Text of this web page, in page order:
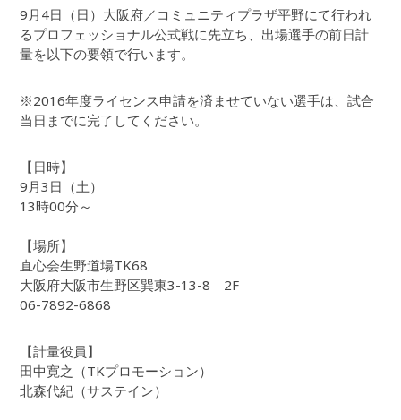
9月4日（日）大阪府／コミュニティプラザ平野にて行われ
るプロフェッショナル公式戦に先立ち、出場選手の前日計
量を以下の要領で行います。
※2016年度ライセンス申請を済ませていない選手は、試合
当日までに完了してください。
【日時】
9月3日（土）
13時00分～
【場所】
直心会生野道場TK68
大阪府大阪市生野区巽東3-13-8 2F
06-7892-6868
【計量役員】
田中寛之（TKプロモーション）
北森代紀（サステイン）